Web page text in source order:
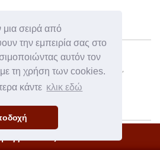
σειρά από
την εμπειρία σας στο
αυτόν τον
τη χρήση των cookies.
κάντε κλικ εδώ
πατάτες, ντομάτα, κρεμμύδι,